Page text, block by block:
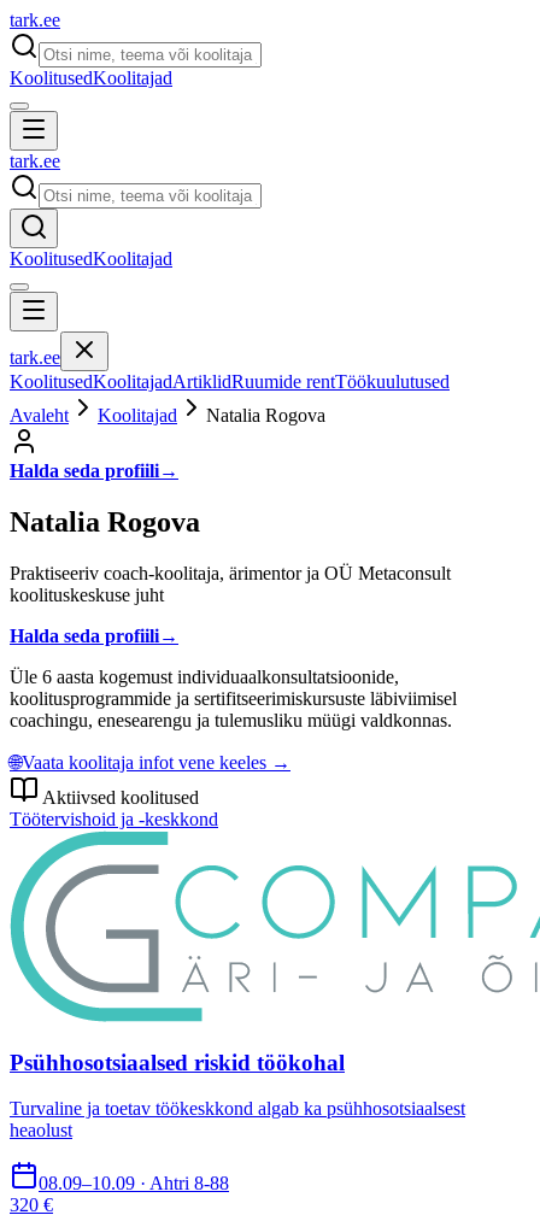
tark.ee
KoolitusedKoolitajad
tark.ee
KoolitusedKoolitajad
tark.ee
KoolitusedKoolitajadArtiklidRuumide rentTöökuulutused
Avaleht
Koolitajad Natalia Rogova
Halda seda profiili→
Natalia Rogova
Praktiseeriv coach-koolitaja, ärimentor ja OÜ Metaconsult
koolituskeskuse juht
Halda seda profiili→
Üle 6 aasta kogemust individuaalkonsultatsioonide,
koolitusprogrammide ja sertifitseerimiskursuste läbiviimisel
coachingu, enesearengu ja tulemusliku müügi valdkonnas.
🌐Vaata koolitaja infot vene keeles →
Aktiivsed koolitused
Töötervishoid ja -keskkond
Psühhosotsiaalsed riskid töökohal
Turvaline ja toetav töökeskkond algab ka psühhosotsiaalsest
heaolust
08.09–10.09 · Ahtri 8-88
320 €